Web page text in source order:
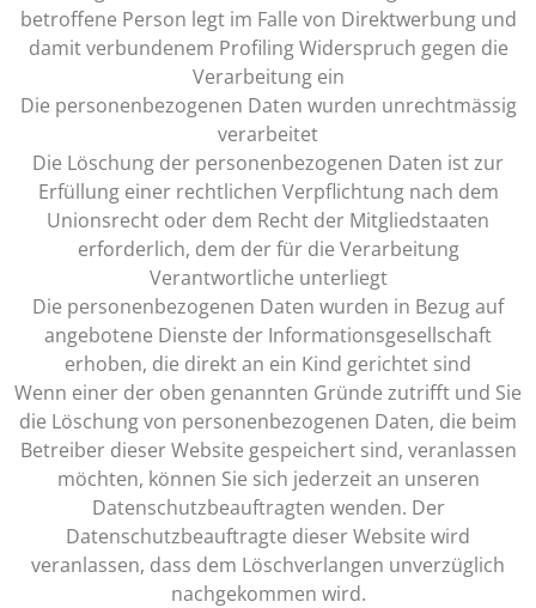
betroffene Person legt im Falle von Direktwerbung und
damit verbundenem Profiling Widerspruch gegen die
Verarbeitung ein
Die personenbezogenen Daten wurden unrechtmässig
verarbeitet
Die Löschung der personenbezogenen Daten ist zur
Erfüllung einer rechtlichen Verpflichtung nach dem
Unionsrecht oder dem Recht der Mitgliedstaaten
erforderlich, dem der für die Verarbeitung
Verantwortliche unterliegt
Die personenbezogenen Daten wurden in Bezug auf
angebotene Dienste der Informationsgesellschaft
erhoben, die direkt an ein Kind gerichtet sind
Wenn einer der oben genannten Gründe zutrifft und Sie
die Löschung von personenbezogenen Daten, die beim
Betreiber dieser Website gespeichert sind, veranlassen
möchten, können Sie sich jederzeit an unseren
Datenschutzbeauftragten wenden. Der
Datenschutzbeauftragte dieser Website wird
veranlassen, dass dem Löschverlangen unverzüglich
nachgekommen wird.